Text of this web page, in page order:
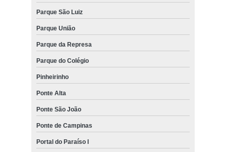
Parque São Luiz
Parque União
Parque da Represa
Parque do Colégio
Pinheirinho
Ponte Alta
Ponte São João
Ponte de Campinas
Portal do Paraíso I